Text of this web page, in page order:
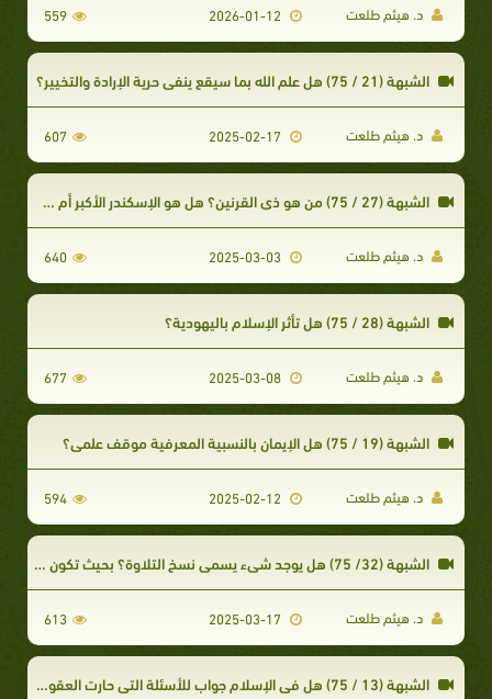
د. هيثم طلعت 559
الشبهة (21 / 75) هل علم الله بما سيقع ينفي حرية الإرادة والتخيير؟
د. هيثم طلعت 607
الشبهة (27 / 75) من هو ذي القرنين؟ هل هو الإسكندر الأكبر أم شخص آخر؟
د. هيثم طلعت 2025-03-03
640
الشبهة (28 / 75) هل تأثر الإسلام باليهودية؟
د. هيثم طلعت 2025-03-08
677
الشبهة (19 / 75) هل الإيمان بالنسبية المعرفية موقف علمي؟
د. هيثم طلعت 594
الشبهة (32/ 75) هل يوجد شيء يسمى نسخ التلاوة؟ بحيث تكون هناك آية من القرآن ثم تنسخ تلاوتها كآية الرجم
د. هيثم طلعت 613
الشبهة (13 / 75) هل في الإسلام جواب للأسئلة التي حارت العقول في الإجابة عنها من أين جئنا؟